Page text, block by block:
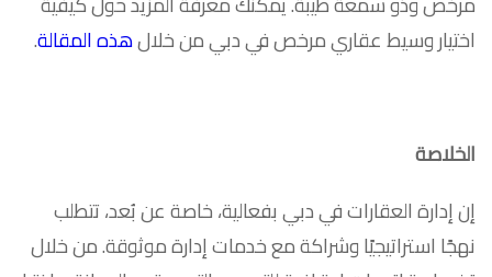
اختيار وسيط عقاري مرخص في دبي من خلالهذه المقالة.
الخلاصة
إن إدارة العقارات في دبي بفعالية، خاصة عن بُعد، تتطلب
نهجًا استراتيجيًا وشراكة مع خدمات إدارة موثوقة. من خلال